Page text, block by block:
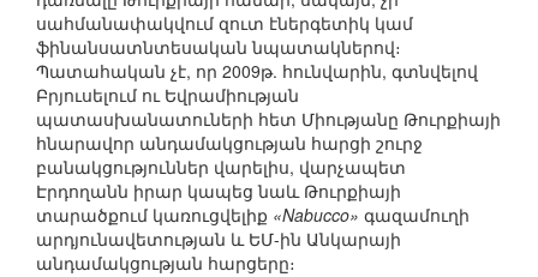
սահմանափակվում զուտ էներգետիկ կամ
ֆինանսատնտեսական նպատակներով։
Պատահական չէ, որ 2009թ. հունվարին, գտնվելով
Բրյուսելում ու Եվրամիության
պատասխանատուների հետ Միությանը Թուրքիայի
հնարավոր անդամակցության հարցի շուրջ
բանակցություններ վարելիս, վարչապետ
Էրդողանն իրար կապեց նաև Թուրքիայի
տարածքում կառուցվելիք «Nabucco» գազամուղի
արդյունավետության և ԵՄ-ին Անկարայի
անդամակցության հարցերը։